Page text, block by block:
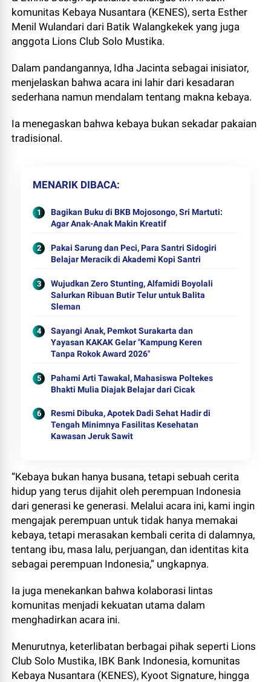
komunitas Kebaya Nusantara (KENES), serta Esther
Menil Wulandari dari Batik Walangkekek yang juga
anggota Lions Club Solo Mustika.
Dalam pandangannya, Idha Jacinta sebagai inisiator,
menjelaskan bahwa acara ini lahir dari kesadaran
sederhana namun mendalam tentang makna kebaya.
Ia menegaskan bahwa kebaya bukan sekadar pakaian
tradisional.
MENARIK DIBACA
Bagikan Buku di BKB Mojosongo, Sri Martuti:
Agar Anak-Anak Makin Kreatif
Pakai Sarung dan Peci, Para Santri Sidogiri
Belajar Meracik di Akademi Kopi Santri
Wujudkan Zero Stunting, Alfamidi Boyolali
Salurkan Ribuan Butir Telur untuk Balita
Sleman
Sayangi Anak, Pemkot Surakarta dan
Yayasan KAKAK Gelar "Kampung Keren
Tanpa Rokok Award 2026"
Pahami Arti Tawakal, Mahasiswa Poltekes
Bhakti Mulia Diajak Belajar dari Cicak
Resmi Dibuka, Apotek Dadi Sehat Hadir di
Tengah Minimnya Fasilitas Kesehatan
Kawasan Jeruk Sawit
“Kebaya bukan hanya busana, tetapi sebuah cerita
hidup yang terus dijahit oleh perempuan Indonesia
dari generasi ke generasi. Melalui acara ini, kami ingin
mengajak perempuan untuk tidak hanya memakai
kebaya, tetapi merasakan kembali cerita di dalamnya,
tentang ibu, masa lalu, perjuangan, dan identitas kita
sebagai perempuan Indonesia,” ungkapnya.
Ia juga menekankan bahwa kolaborasi lintas
komunitas menjadi kekuatan utama dalam
menghadirkan acara ini.
Menurutnya, keterlibatan berbagai pihak seperti Lions
Club Solo Mustika, IBK Bank Indonesia, komunitas
Kebaya Nusantara (KENES), Kyoot Signature, hingga